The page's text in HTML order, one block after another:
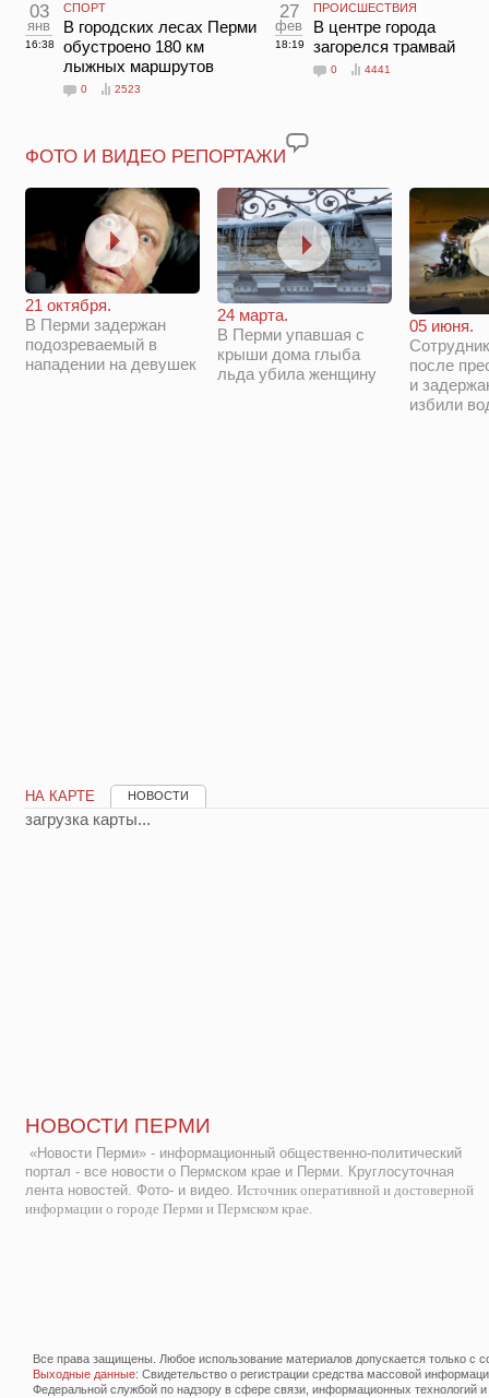
03
янв
16:38
СПОРТ
В городских лесах Перми
обустроено 180 км
лыжных маршрутов
0 2523
27
фев
18:19
ПРОИСШЕСТВИЯ
В центре города
загорелся трамвай
0 4441
ФОТО И ВИДЕО РЕПОРТАЖИ
21 октября.
В Перми задержан
подозреваемый в
нападении на девушек
24 марта.
В Перми упавшая с
крыши дома глыба
льда убила женщину
05 июня.
после
и
избили
НА КАРТЕ НОВОСТИ
загрузка карты...
НОВОСТИ ПЕРМИ
«Новости Перми» - информационный общественно-политический
портал - все новости о Пермском крае и Перми. Круглосуточная
лента новостей. Фото- и видео. Источник оперативной и достоверной
информации о городе Перми и Пермском крае.
Все права защищены. Любое использование материалов допускается только с
Выходные данные: Свидетельство о регистрации средства массовой
Федеральной службой по надзору в сфере связи, информационных технологий